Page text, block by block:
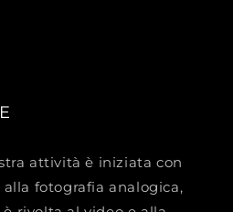
attività è iniziata con
alla fotografia analogica,